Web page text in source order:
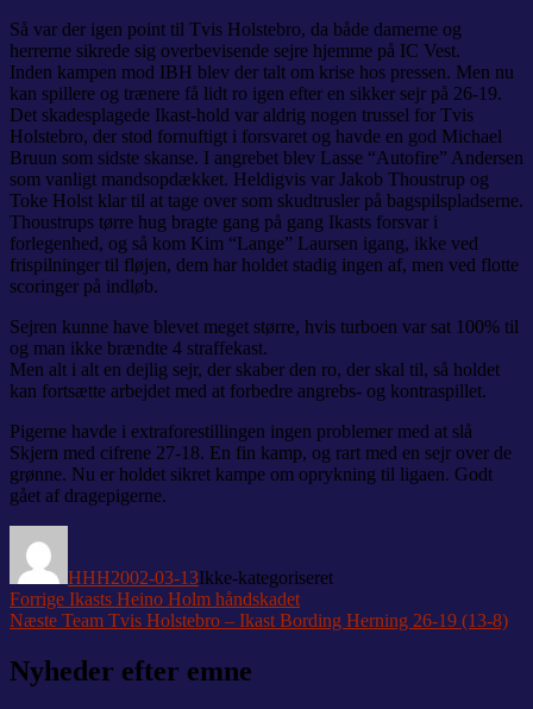
Så var der igen point til Tvis Holstebro, da både damerne og
herrerne sikrede sig overbevisende sejre hjemme på IC Vest.
Inden kampen mod IBH blev der talt om krise hos pressen. Men nu
kan spillere og trænere få lidt ro igen efter en sikker sejr på 26-19.
Det skadesplagede Ikast-hold var aldrig nogen trussel for Tvis
Holstebro, der stod fornuftigt i forsvaret og havde en god Michael
Bruun som sidste skanse. I angrebet blev Lasse “Autofire” Andersen
som vanligt mandsopdækket. Heldigvis var Jakob Thoustrup og
Toke Holst klar til at tage over som skudtrusler på bagspilspladserne.
Thoustrups tørre hug bragte gang på gang Ikasts forsvar i
forlegenhed, og så kom Kim “Lange” Laursen igang, ikke ved
frispilninger til fløjen, dem har holdet stadig ingen af, men ved flotte
scoringer på indløb.
Sejren kunne have blevet meget større, hvis turboen var sat 100% til
og man ikke brændte 4 straffekast.
Men alt i alt en dejlig sejr, der skaber den ro, der skal til, så holdet
kan fortsætte arbejdet med at forbedre angrebs- og kontraspillet.
Pigerne havde i extraforestillingen ingen problemer med at slå
Skjern med cifrene 27-18. En fin kamp, og rart med en sejr over de
grønne. Nu er holdet sikret kampe om oprykning til ligaen. Godt
gået af dragepigerne.
HHH2002-03-13Ikke-kategoriseret
Indlægsnavigation
Forrige Forrige
indlæg:
Ikasts Heino Holm håndskadet
Næste Næste
Team Tvis Holstebro – Ikast Bording Herning 26-19 (13-8)
Nyheder efter emne